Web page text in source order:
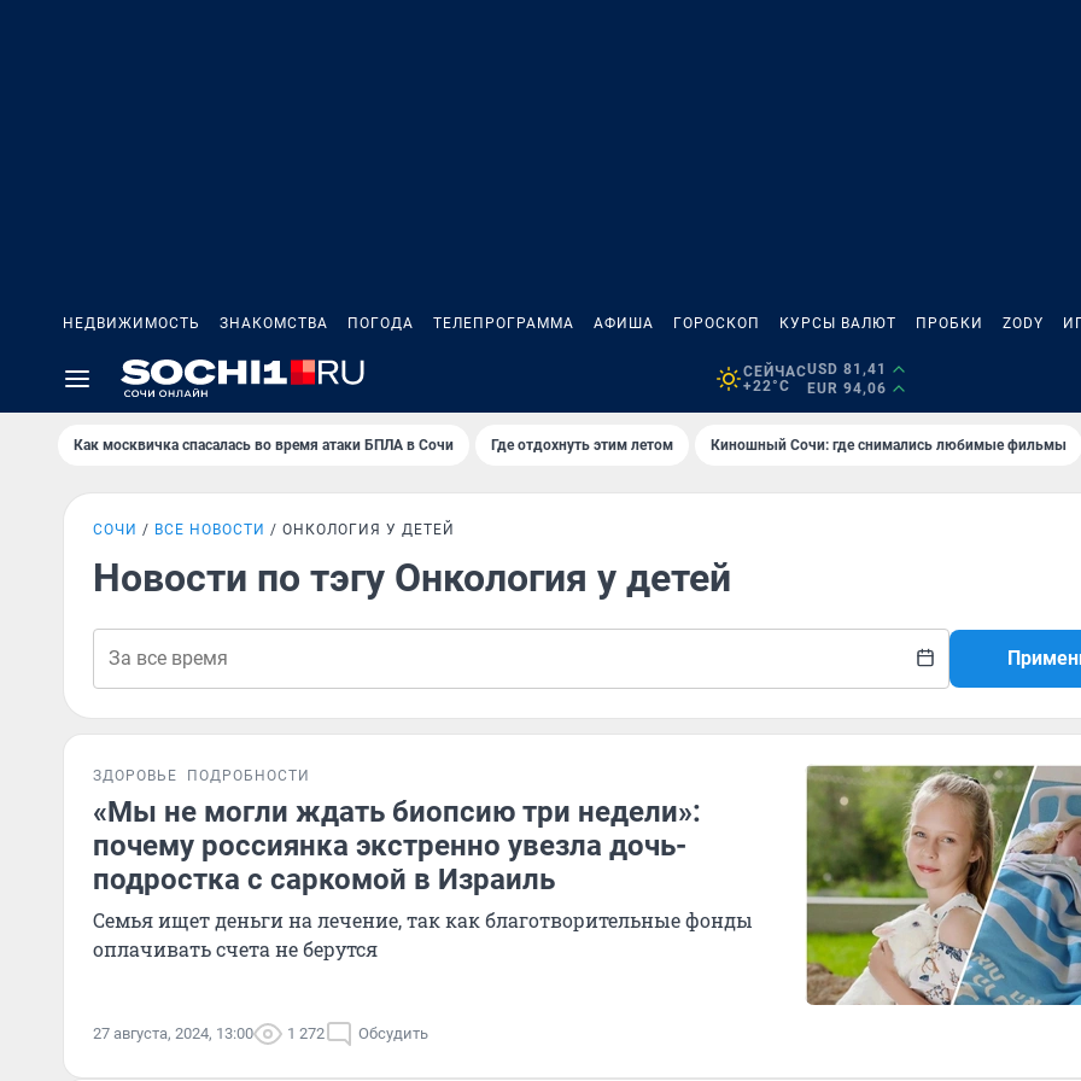
НЕДВИЖИМОСТЬ ЗНАКОМСТВА ПОГОДА ТЕЛЕПРОГРАММА АФИША ГОРОСКОП КУРСЫ ВАЛЮТ ПРОБКИ ZODY
СЕЙЧАС
+22°C
USD 81,41
EUR 94,06
Как москвичка спасалась во время атаки БПЛА в Сочи Где отдохнуть этим летом Киношный Сочи: где снимались любимые фильмы
СОЧИ ВСЕ НОВОСТИ ОНКОЛОГИЯ У ДЕТЕЙ
Новости по тэгу Онкология у детей
ЗДОРОВЬЕ ПОДРОБНОСТИ
«Мы не могли ждать биопсию три недели»:
почему россиянка экстренно увезла дочь-
подростка с саркомой в Израиль
Семья ищет деньги на лечение, так как благотворительные фонды
оплачивать счета не берутся
27 августа, 2024, 13:00 1 272 Обсудить